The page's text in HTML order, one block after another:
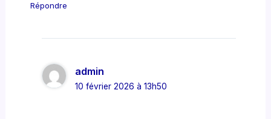
Répondre
admin
10 février 2026 à 13h50